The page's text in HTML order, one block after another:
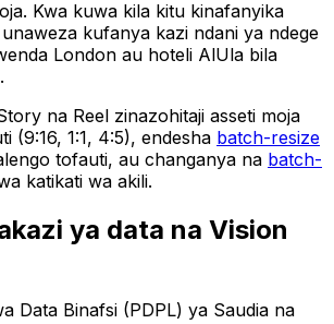
Kwa kuwa kila kitu kinafanyika
kufanya kazi ndani ya ndege
London au hoteli AlUla bila
na Reel zinazohitaji asseti moja
(9:16, 1:1, 4:5), endesha batch-resize
tofauti, au changanya na batch-
katikati wa akili.
ya data na Vision
Data Binafsi (PDPL) ya Saudia na